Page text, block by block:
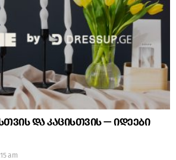
და კაცისთვის — იდეები
am